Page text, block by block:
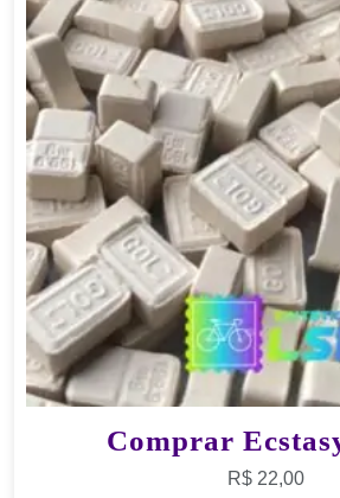
Comprar
R$22,00